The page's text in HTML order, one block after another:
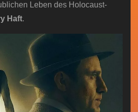
Leben des Holocaust-
Haft.